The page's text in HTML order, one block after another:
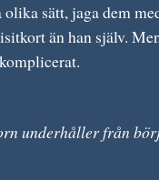
sätt, jaga dem
än han själv.
underhåller från